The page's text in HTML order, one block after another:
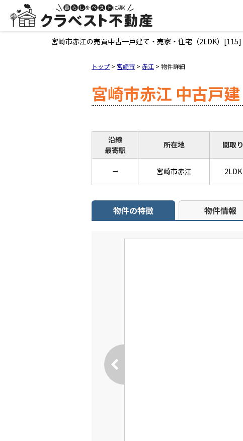
宮崎市赤江の売買中古一戸建て・売家・住宅（2LDK）[115]
トップ > 宮崎市 > 赤江 > 物件詳細
宮崎市赤江 中古戸建
沿線
最寄駅
所在地 間取り
－ 宮崎市赤江 2LDK
物件の特徴 物件情報